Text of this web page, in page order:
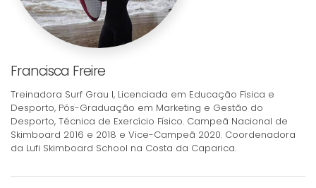
Francisca Freire
Treinadora Surf Grau I, Licenciada em Educação Física e
Desporto, Pós-Graduação em Marketing e Gestão do
Desporto, Técnica de Exercício Físico. Campeã Nacional de
Skimboard 2016 e 2018 e Vice-Campeã 2020. Coordenadora
da Lufi Skimboard School na Costa da Caparica.